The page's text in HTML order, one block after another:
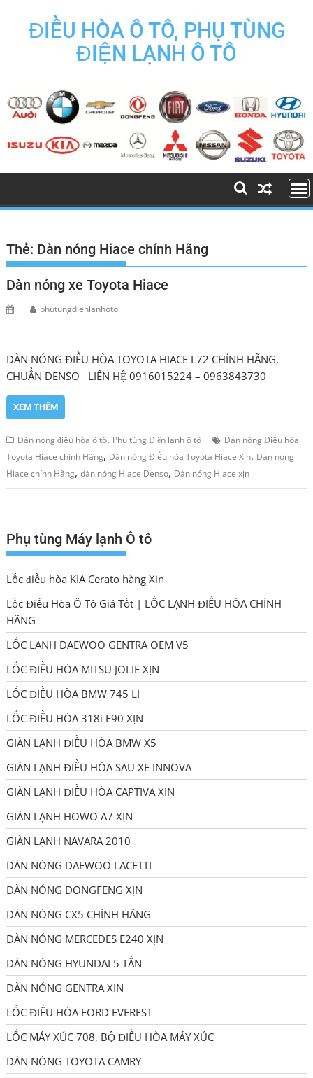
contentĐIỀU HÒA Ô TÔ, PHỤ TÙNG
ĐIỆN LẠNH Ô TÔ
Thẻ: Dàn nóng Hiace chính Hãng
Dàn nóng xe Toyota Hiace
phutungdienlanhoto
DÀN NÓNG ĐIỀU HÒA TOYOTA HIACE L72 CHÍNH HÃNG,
CHUẨN DENSO LIÊN HỆ 0916015224 – 0963843730
XEM THÊM
Dàn nóng điều hòa ô tô, Phụ tùng Điện lạnh ô tô
Dàn nóng Điều hòa
Toyota Hiace chính Hãng, Dàn nóng Điều hòa Toyota Hiace Xịn, Dàn nóng
Hiace chính Hãng,dàn nóng Hiace Denso, Dàn nóng Hiace xịn
Phụ tùng Máy lạnh Ô tô
Lốc điều hòa KIA Cerato hàng Xịn
Lốc Điều Hòa Ô Tô Giá Tốt | LỐC LẠNH ĐIỀU HÒA CHÍNH
HÃNG
LỐC LẠNH DAEWOO GENTRA OEM V5
LỐC ĐIỀU HÒA MITSU JOLIE XỊN
LỐC ĐIỀU HÒA BMW 745 LI
LỐC ĐIỀU HÒA 318i E90 XỊN
GIÀN LẠNH ĐIỀU HÒA BMW X5
GIÀN LẠNH ĐIỀU HÒA SAU XE INNOVA
GIÀN LẠNH ĐIỀU HÒA CAPTIVA XỊN
GIÀN LẠNH HOWO A7 XỊN
GIÀN LẠNH NAVARA 2010
DÀN NÓNG DAEWOO LACETTI
DÀN NÓNG DONGFENG XỊN
DÀN NÓNG CX5 CHÍNH HÃNG
DÀN NÓNG MERCEDES E240 XỊN
DÀN NÓNG HYUNDAI 5 TẤN
DÀN NÓNG GENTRA XỊN
LỐC ĐIỀU HÒA FORD EVEREST
LỐC MÁY XÚC 708, BỘ ĐIỀU HÒA MÁY XÚC
DÀN NÓNG TOYOTA CAMRY